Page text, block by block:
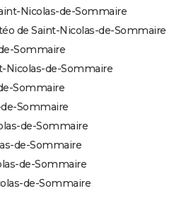
Nicolas-de-Sommaire
de Saint-Nicolas-de-Sommaire
Sommaire
Nicolas-de-Sommaire
Sommaire
Sommaire
de-Sommaire
de-Sommaire
de-Sommaire
de-Sommaire